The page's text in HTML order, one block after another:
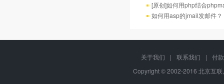
[原创]如何用php结合
如何用asp的jmail发邮件？
关于我们 | 联系我们 |
付
Copyright © 2002-2016 北京互